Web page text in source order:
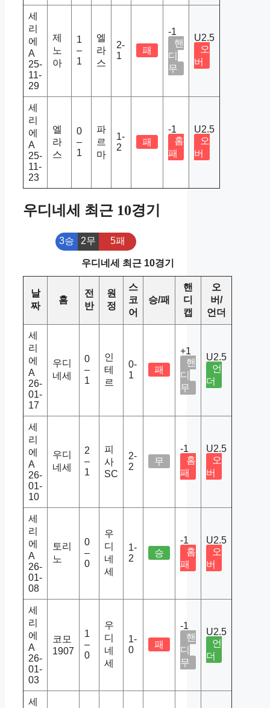
세
리
에
A
25-
11-
29
제
노
아
1
–
1
엘
라
스
2-
1
패
-1
핸
디
무
U2.5
오
버
세
리
에
A
25-
11-
23
엘
라
스
0
–
1
파
르
마
1-
2
패
-1
홈
패
U2.5
오
버
우디네세 최근 10경기
3승 2무 5패
우디네세 최근 10경기
날
짜
홈
전
반
원
정
스
코
어
승/패
핸
디
캡
오
버/
언더
세
리
에
A
26-
01-
17
우디
네세
0
–
1
인
테
르
0-
1
패
+1
핸
디
무
U2.5
언
더
세
리
에
A
26-
01-
10
우디
네세
2
–
1
피
사
SC
2-
2
무
-1
홈
패
U2.5
오
버
세
리
에
A
26-
01-
08
토리
노
0
–
0
우
디
네
세
1-
2
승
-1
홈
패
U2.5
오
버
세
리
에
A
26-
01-
03
코모
1907
1
–
0
우
디
네
세
1-
0
패
-1
핸
디
무
U2.5
언
더
세